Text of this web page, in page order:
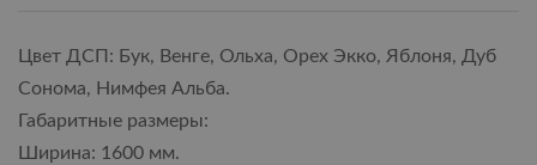
Цвет ДСП: Бук, Венге, Ольха, Орех Экко, Яблоня, Дуб
Сонома, Нимфея Альба.
Габаритные размеры:
Ширина: 1600 мм.